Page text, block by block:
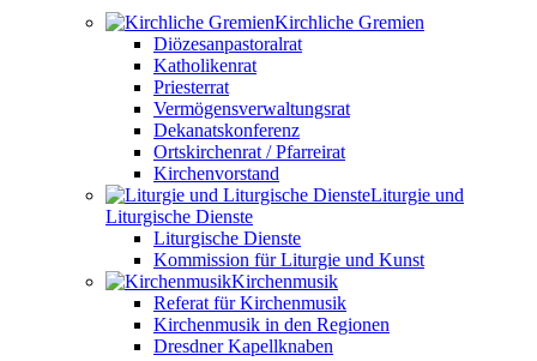
Kirchliche Gremien
Diözesanpastoralrat
Katholikenrat
Priesterrat
Vermögensverwaltungsrat
Dekanatskonferenz
Ortskirchenrat / Pfarreirat
Kirchenvorstand
Liturgie und
Liturgische Dienste
Liturgische Dienste
Kommission für Liturgie und Kunst
Kirchenmusik
Referat für Kirchenmusik
Kirchenmusik in den Regionen
Dresdner Kapellknaben